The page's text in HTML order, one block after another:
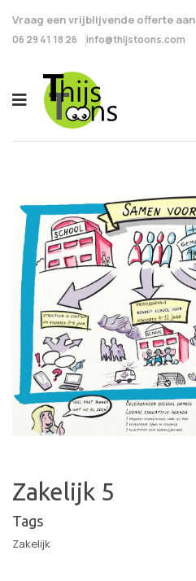
Vraag een vrijblijvende offerte aan
06 29 41 18 26 info@thijstoons.com
Zakelijk 5
Tags
Zakelijk